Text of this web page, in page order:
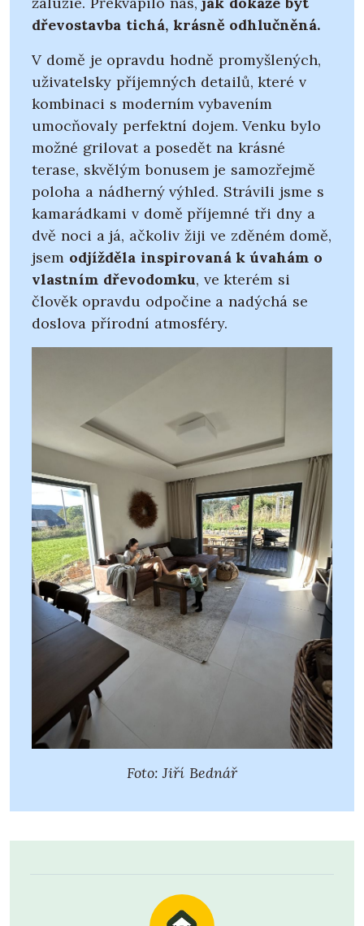
dřevostavba tichá, krásně odhlučněná.
V domě je opravdu hodně promyšlených,
uživatelsky příjemných detailů, které v
kombinaci s moderním vybavením
umocňovaly perfektní dojem. Venku bylo
možné grilovat a posedět na krásné
terase, skvělým bonusem je samozřejmě
poloha a nádherný výhled. Strávili jsme s
kamarádkami v domě příjemné tři dny a
dvě noci a já, ačkoliv žiji ve zděném domě,
jsem odjížděla inspirovaná k úvahám o
vlastním dřevodomku, ve kterém si
člověk opravdu odpočine a nadýchá se
doslova přírodní atmosféry.
Foto: Jiří Bednář